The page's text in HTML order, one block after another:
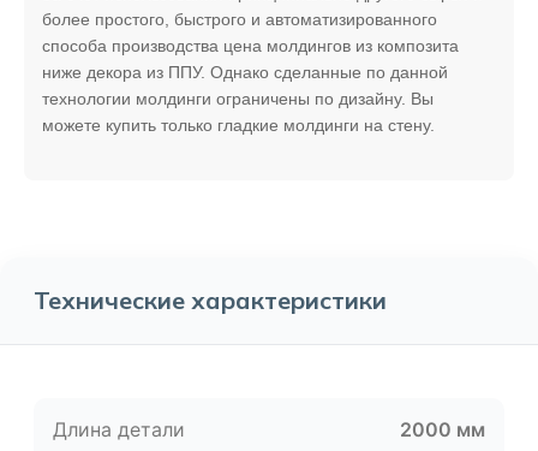
более простого, быстрого и автоматизированного
способа производства цена молдингов из композита
ниже декора из ППУ. Однако сделанные по данной
технологии молдинги ограничены по дизайну. Вы
можете купить только гладкие молдинги на стену.
Технические характеристики
Длина детали 2000 мм